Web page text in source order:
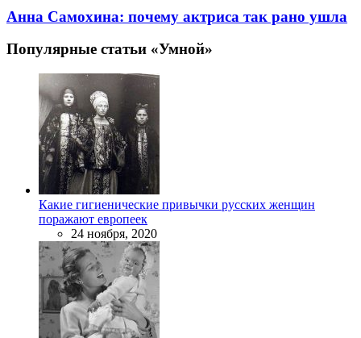
Анна Самохина: почему актриса так рано ушла
Популярные статьи «Умной»
Какие гигиенические привычки русских женщин
поражают европеек
24 ноября, 2020